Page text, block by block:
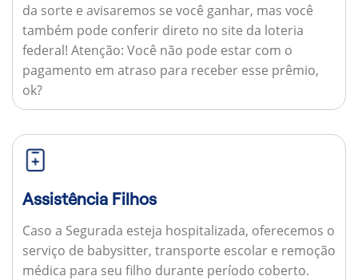
da sorte e avisaremos se você ganhar, mas você
também pode conferir direto no site da loteria
federal! Atenção: Você não pode estar com o
pagamento em atraso para receber esse prêmio,
ok?
Assistência Filhos
Caso a Segurada esteja hospitalizada, oferecemos o
serviço de babysitter, transporte escolar e remoção
médica para seu filho durante período coberto.